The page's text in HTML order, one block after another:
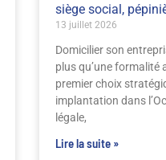
siège social,
13 juillet 2026
Domicilier son
plus qu’une formalité
premier choix
implantation dans
légale,
Lire la suite »